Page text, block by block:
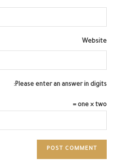
Website
Please enter an answer in digits:
one × two =